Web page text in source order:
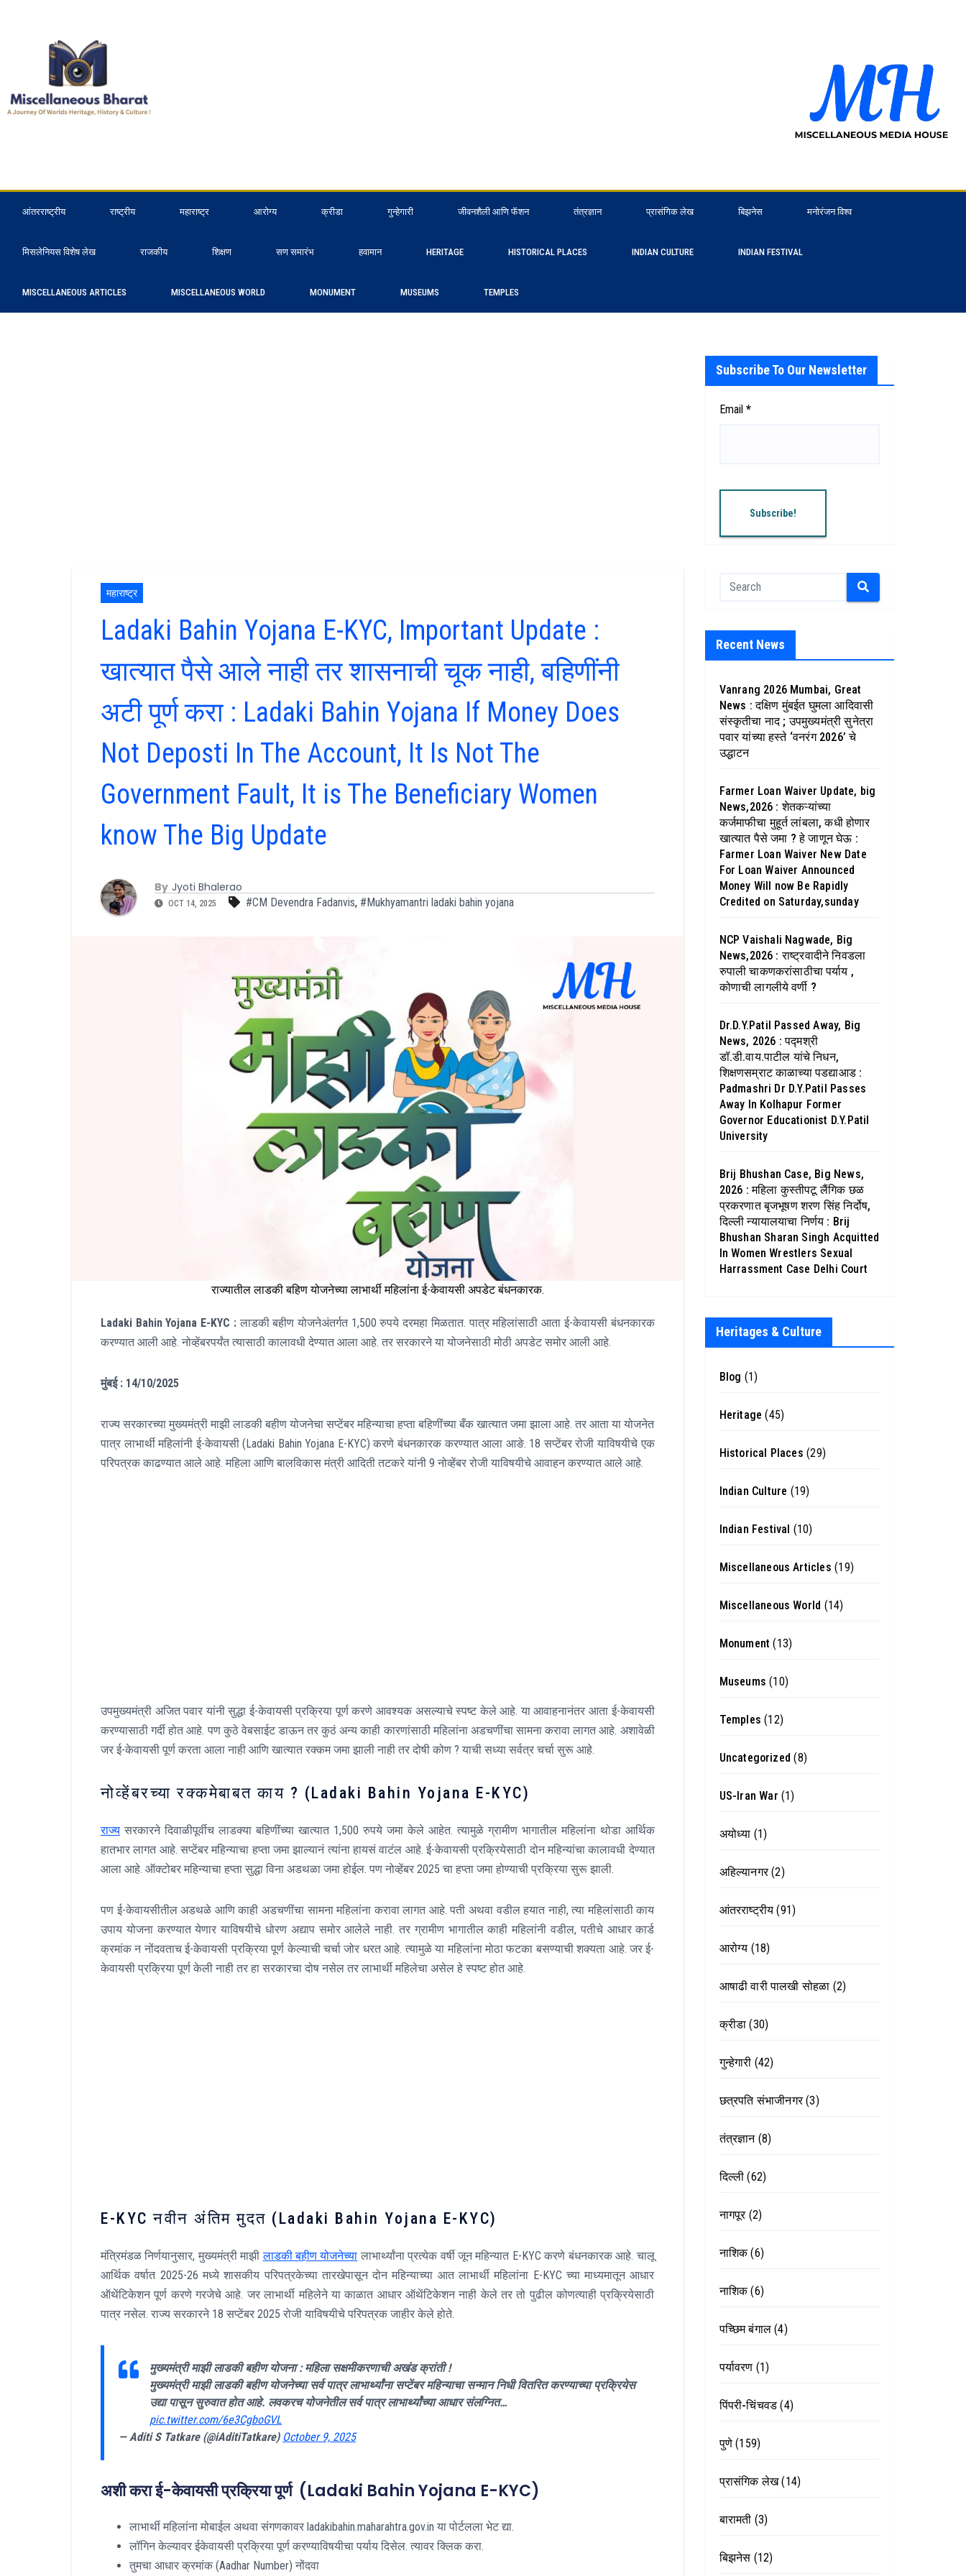
आंतरराष्ट्रीय राष्ट्रीय महाराष्ट्र आरोग्य क्रीडा गुन्हेगारी जीवनशैली आणि फॅशन तंत्रज्ञान प्रासंगिक लेख बिझनेस मनोरंजन विश्व
मिसलेनियस विशेष लेख राजकीय शिक्षण सण समारंभ हवामान HERITAGE HISTORICAL PLACES INDIAN CULTURE INDIAN FESTIVAL
MISCELLANEOUS ARTICLES MISCELLANEOUS WORLD MONUMENT MUSEUMS TEMPLES
महाराष्ट्र
Ladaki Bahin Yojana E-KYC, Important Update :
खात्यात पैसे आले नाही तर शासनाची चूक नाही, बहिणींनी
अटी पूर्ण करा : Ladaki Bahin Yojana If Money Does
Not Deposti In The Account, It Is Not The
Government Fault, It is The Beneficiary Women
know The Big Update
By Jyoti Bhalerao
OCT 14, 2025 #CM Devendra Fadanvis, #Mukhyamantri ladaki bahin yojana
राज्यातील लाडकी बहिण योजनेच्या लाभार्थी महिलांना ई-केवायसी अपडेट बंधनकारक.
Ladaki Bahin Yojana E-KYC :लाडकी बहीण योजनेअंतर्गत 1,500 रुपये दरमहा मिळतात. पात्र महिलांसाठी आता ई-केवायसी बंधनकारक
करण्यात आली आहे. नोव्हेंबरपर्यंत त्यासाठी कालावधी देण्यात आला आहे. तर सरकारने या योजनेसाठी मोठी अपडेट समोर आली आहे.
मुंबई : 14/10/2025
राज्य सरकारच्या मुख्यमंत्री माझी लाडकी बहीण योजनेचा सप्टेंबर महिन्याचा हप्ता बहिणींच्या बँक खात्यात जमा झाला आहे. तर आता या योजनेत
पात्र लाभार्थी महिलांनी ई-केवायसी (Ladaki Bahin Yojana E-KYC) करणे बंधनकारक करण्यात आला आङे. 18 सप्टेंबर रोजी याविषयीचे एक
परिपत्रक काढण्यात आले आहे. महिला आणि बालविकास मंत्री आदिती तटकरे यांनी 9 नोव्हेंबर रोजी याविषयीचे आवाहन करण्यात आले आहे.
उपमुख्यमंत्री अजित पवार यांनी सुद्धा ई-केवायसी प्रक्रिया पूर्ण करणे आवश्यक असल्याचे स्पष्ट केले आहे. या आवाहनानंतर आता ई-केवायसी
करण्यासाठी गर्दी होत आहे. पण कुठे वेबसाईट डाऊन तर कुठं अन्य काही कारणांसाठी महिलांना अडचणींचा सामना करावा लागत आहे. अशावेळी
जर ई-केवायसी पूर्ण करता आला नाही आणि खात्यात रक्कम जमा झाली नाही तर दोषी कोण ? याची सध्या सर्वत्र चर्चा सुरू आहे.
नोव्हेंबरच्या रक्कमेबाबत काय ? (Ladaki Bahin Yojana E-KYC)
राज्य सरकारने दिवाळीपूर्वीच लाडक्या बहिणींच्या खात्यात 1,500 रुपये जमा केले आहेत. त्यामुळे ग्रामीण भागातील महिलांना थोडा आर्थिक
हातभार लागत आहे. सप्टेंबर महिन्याचा हप्ता जमा झाल्यानं त्यांना हायसं वाटंल आहे. ई-केवायसी प्रक्रियेसाठी दोन महिन्यांचा कालावधी देण्यात
आला आहे. ऑक्टोबर महिन्याचा हप्ता सुद्धा विना अडथळा जमा होईल. पण नोव्हेंबर 2025 चा हप्ता जमा होण्याची प्रक्रिया सुरू झाली.
पण ई-केवायसीतील अडथळे आणि काही अडचणींचा सामना महिलांना करावा लागत आहे. पती अथवा वडील हयात नाही, त्या महिलांसाठी काय
उपाय योजना करण्यात येणार याविषयीचे धोरण अद्याप समोर आलेले नाही. तर ग्रामीण भागातील काही महिलांनी वडील, पतीचे आधार कार्ड
क्रमांक न नोंदवताच ई-केवायसी प्रक्रिया पूर्ण केल्याची चर्चा जोर धरत आहे. त्यामुळे या महिलांना मोठा फटका बसण्याची शक्यता आहे. जर ई-
केवायसी प्रक्रिया पूर्ण केली नाही तर हा सरकारचा दोष नसेल तर लाभार्थी महिलेचा असेल हे स्पष्ट होत आहे.
E-KYC नवीन अंतिम मुदत (Ladaki Bahin Yojana E-KYC)
मंत्रिमंडळ निर्णयानुसार, मुख्यमंत्री माझीलाडकी बहीण योजनेच्या लाभार्थ्यांना प्रत्येक वर्षी जून महिन्यात E-KYC करणे बंधनकारक आहे. चालू
आर्थिक वर्षात 2025-26 मध्ये शासकीय परिपत्रकेच्या तारखेपासून दोन महिन्याच्या आत लाभार्थी महिलांना E-KYC च्या माध्यमातून आधार
ऑथेंटिकेशन पूर्ण करणे गरजेचे आहे. जर लाभार्थी महिलेने या काळात आधार ऑथेंटिकेशन नाही केले तर तो पुढील कोणत्याही प्रक्रियेसाठी
पात्र नसेल. राज्य सरकारने 18 सप्टेंबर 2025 रोजी याविषयीचे परिपत्रक जाहीर केले होते.
मुख्यमंत्री माझी लाडकी बहीण योजना : महिला सक्षमीकरणाची अखंड क्रांती !
मुख्यमंत्री माझी लाडकी बहीण योजनेच्या सर्व पात्र लाभार्थ्यांना सप्टेंबर महिन्याचा सन्मान निधी वितरित करण्याच्या प्रक्रियेस
उद्या पासून सुरुवात होत आहे. लवकरच योजनेतील सर्व पात्र लाभार्थ्यांच्या आधार संलग्नित…
pic.twitter.com/6e3CgboGVL
— Aditi S Tatkare (@iAditiTatkare) October 9, 2025
अशी करा ई-केवायसी प्रक्रिया पूर्ण (Ladaki Bahin Yojana E-KYC)
लाभार्थी महिलांना मोबाईल अथवा संगणकावर ladakibahin.maharahtra.gov.in या पोर्टलला भेट द्या.
लॉगिन केल्यावर ईकेवायसी प्रक्रिया पूर्ण करण्याविषयीचा पर्याय दिसेल. त्यावर क्लिक करा.
तुमचा आधार क्रमांक (Aadhar Number) नोंदवा
Subscribe To Our Newsletter
Email *
Recent News
Vanrang 2026 Mumbai, Great
News : दक्षिण मुंबईत घुमला आदिवासी
संस्कृतीचा नाद ; उपमुख्यमंत्री सुनेत्रा
पवार यांच्या हस्ते ‘वनरंग 2026’ चे
उद्धाटन
Farmer Loan Waiver Update, big
News,2026 : शेतकऱ्यांच्या
कर्जमाफीचा मुहूर्त लांबला, कधी होणार
खात्यात पैसे जमा ? हे जाणून घेऊ :
Farmer Loan Waiver New Date
For Loan Waiver Announced
Money Will now Be Rapidly
Credited on Saturday,sunday
NCP Vaishali Nagwade, Big
News,2026 : राष्ट्रवादीने निवडला
रुपाली चाकणकरांसाठीचा पर्याय ,
कोणाची लागलीये वर्णी ?
Dr.D.Y.Patil Passed Away, Big
News, 2026 : पद्मश्री
डॉ.डी.वाय.पाटील यांचे निधन,
शिक्षणसम्राट काळाच्या पडद्याआड :
Padmashri Dr D.Y.Patil Passes
Away In Kolhapur Former
Governor Educationist D.Y.Patil
University
Brij Bhushan Case, Big News,
2026 : महिला कुस्तीपटू लैंगिक छळ
प्रकरणात बृजभूषण शरण सिंह निर्दोष,
दिल्ली न्यायालयाचा निर्णय : Brij
Bhushan Sharan Singh Acquitted
In Women Wrestlers Sexual
Harrassment Case Delhi Court
Heritages & Culture
Blog (1)
Heritage (45)
Historical Places (29)
Indian Culture (19)
Indian Festival (10)
Miscellaneous Articles (19)
Miscellaneous World (14)
Monument (13)
Museums (10)
Temples (12)
Uncategorized (8)
US-Iran War (1)
अयोध्या (1)
अहिल्यानगर(2)
आंतरराष्ट्रीय (91)
आरोग्य (18)
आषाढी वारी पालखी सोहळा (2)
क्रीडा (30)
गुन्हेगारी (42)
छत्रपति संभाजीनगर(3)
तंत्रज्ञान(8)
दिल्ली (62)
नागपूर(2)
नाशिक(6)
नाशिक(6)
पच्छिम बंगाल(4)
पर्यावरण (1)
पिंपरी-चिंचवड (4)
पुणे(159)
प्रासंगिक लेख(14)
बारामती (3)
बिझनेस (12)